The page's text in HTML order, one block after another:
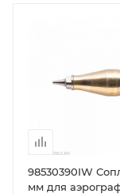
98530390IW
мм для